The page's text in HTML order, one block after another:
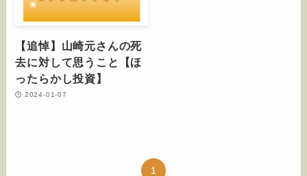
【追悼】山崎元さんの死
去に対して思うこと【ほ
ったらかし投資】
2024-01-07
1